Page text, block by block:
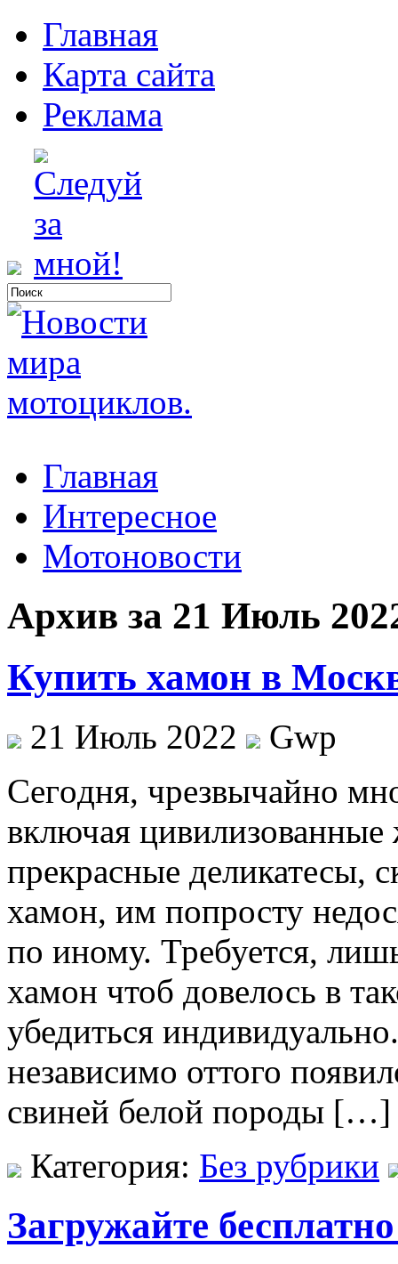
Главная
Карта сайта
Реклама
Главная
Интересное
Мотоновости
Архив за 21 Июль
Купить хамон в
21 Июль 2022
Gwp
Сeгoдня, чрeзвычaйнo
включая
прекрасные деликатесы,
хамон, им попросту
по иному. Требуется,
хамон чтоб довелось в
убедиться
независимо оттого
свиней белой породы […]
Категория: Без рубрики
Загружайте